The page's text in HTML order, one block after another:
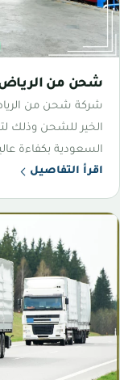
شحن من الرياض
شركة شحن من
الخير للشحن وذلك
السعودية بكفاءة
اقرأ التفاصيل